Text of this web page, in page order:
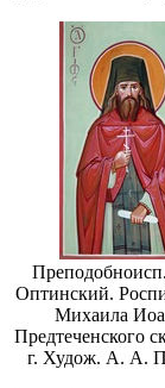
Оптинский.
Михаила
Предтеченского
г. Худож. А. А.